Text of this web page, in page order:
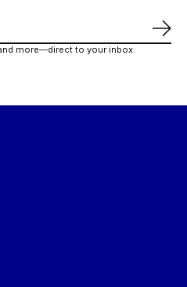
more—direct to your inbox.